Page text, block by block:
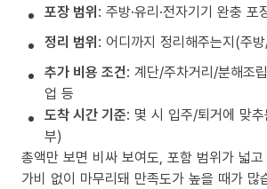
포장 범위: 주방·유리·전자기기 완충
정리 범위: 어디까지 정리해주는지(주
추가 비용 조건: 계단/주차거리/분해조
업 등
도착 시간 기준: 몇 시 입주/퇴거에 맞
부)
총액만 보면 비싸 보여도, 포함 범위가 넓
가비 없이 마무리돼 만족도가 높을 때가 많